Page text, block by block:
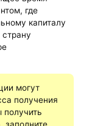
где
капиталу
страну
могут
получения